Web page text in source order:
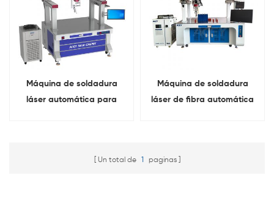
Máquina de soldadura
láser automática para
Máquina de soldadura
láser de fibra automática
Un total de 1 paginas